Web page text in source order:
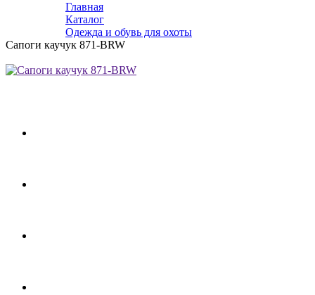
Главная
Каталог
Одежда и обувь для охоты
Сапоги каучук 871-BRW